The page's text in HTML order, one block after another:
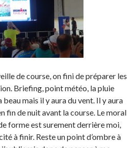
de course, on fini de préparer les
Briefing, point météo, la pluie
mais il y aura du vent. Il y aura
fin de nuit avant la course. Le moral
forme est surement derrière moi,
à finir. Reste un point d’ombre à